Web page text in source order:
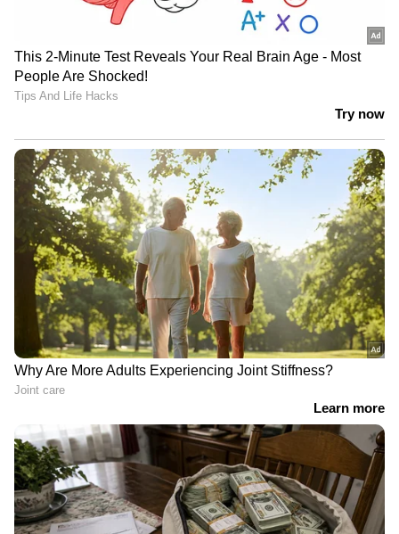
നിയമവശങ്ങൾ പഠിക്കാനും പ്രാഥമിക
ഒരുക്കങ്ങൾ പൂർത്തിയാക്കാനുമാണ്
തീരുമാനം. സംഘടനകൾ, വ്യവസായികൾ,
സോഷ്യൽ മീഡിയ, ജീവകാരുണ്യ പ്രവർത്തകർ,
സ്‌കൂളുകൾ തുടങ്ങിയ മാർഗങ്ങളിലൂടെ ഫണ്ട്
ശേഖരണം നടത്താമെന്നാണ് ആലോചന.
നിയമപരമായ അനുമതി ലഭിച്ചാലുടൻ
നടപടികൾ നീക്കാൻ യോഗം നിയമസഹായ
സമിതിയെ ചുമതലപ്പെടുത്തി. കോടതി
അനുമതി ലഭിച്ചാലുടൻ നാട്ടിൽ
നേരത്തേയുണ്ടാക്കിയിട്ടുള്ള ജനകീയ
സമിതിയുടെ മേൽനോട്ടത്തിൽ ബാങ്ക്
അക്കൗണ്ട് ഉണ്ടാക്കി ഫണ്ട് സ്വരൂപിക്കാനും
കേന്ദ്ര സംസ്ഥാന സർക്കാറുകൾ, നോർക്ക,
സഹായം ആവശ്യപ്പെടാനുമുള്ള ഒരുക്കങ്ങൾ
പൂർത്തിയാക്കും. ഫണ്ട് സമാഹരണം
നിയമപരമായ അനുമതി ലഭിച്ച ശേഷം
മാത്രമാകും ആരംഭിക്കുകയെന്നും സമിതി